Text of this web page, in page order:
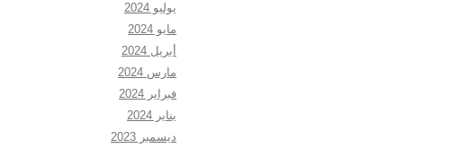
يوليو 2024
مايو 2024
أبريل 2024
مارس 2024
فبراير 2024
يناير 2024
ديسمبر 2023